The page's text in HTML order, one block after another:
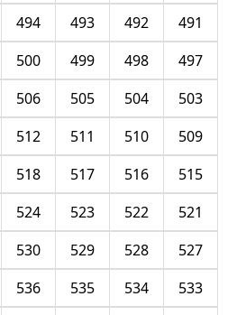
491
492
493
494
497
498
499
500
503
504
505
506
509
510
511
512
515
516
517
518
521
522
523
524
527
528
529
530
533
534
535
536